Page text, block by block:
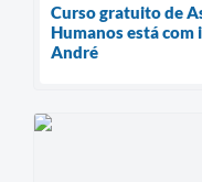
Curso gratuito de
Humanos está com
André